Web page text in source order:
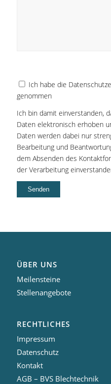
Ich habe die
genommen
Ich bin damit einverstanden,
Daten elektronisch erhoben
Daten werden dabei nur
Bearbeitung und
dem Absenden des
der Verarbeitung
ÜBER UNS
Meilensteine
Stellenangebote
RECHTLICHES
Impressum
Datenschutz
Kontakt
AGB – BVS Blechtechnik